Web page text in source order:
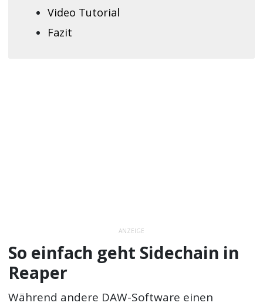
Video Tutorial
Fazit
ANZEIGE
So einfach geht Sidechain in
Reaper
Während andere DAW-Software einen